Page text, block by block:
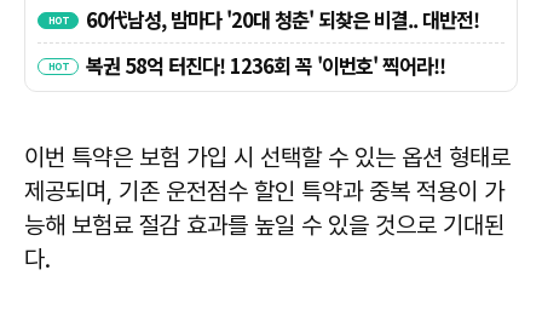
이번 특약은 보험 가입 시 선택할 수 있는 옵션 형태로
제공되며, 기존 운전점수 할인 특약과 중복 적용이 가
능해 보험료 절감 효과를 높일 수 있을 것으로 기대된
다.